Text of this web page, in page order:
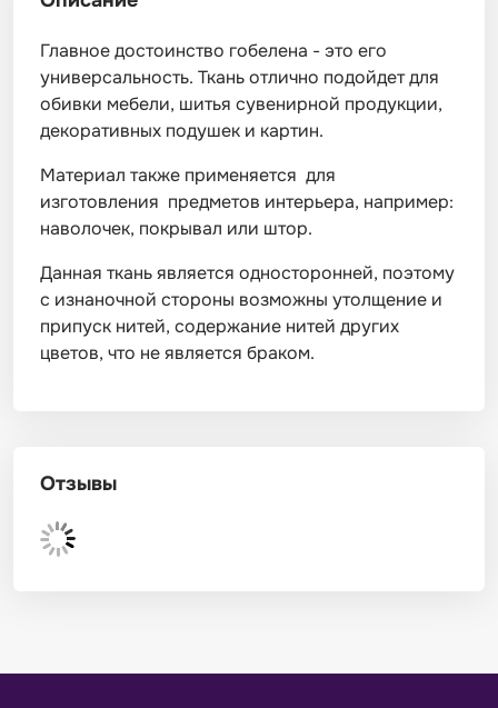
Главное достоинство гобелена - это его
универсальность. Ткань отлично подойдет для
обивки мебели, шитья сувенирной продукции,
декоративных подушек и картин.
Материал также применяется для
изготовления предметов интерьера, например:
наволочек, покрывал или штор.
Данная ткань является односторонней, поэтому
с изнаночной стороны возможны утолщение и
припуск нитей, содержание нитей других
цветов, что не является браком.
Отзывы